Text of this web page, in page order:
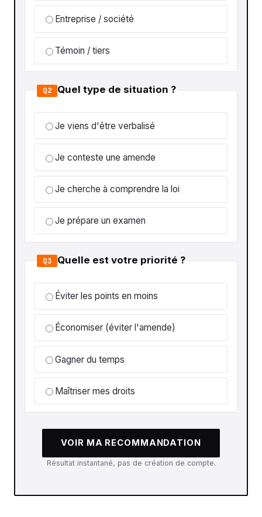
Entreprise / société
Témoin / tiers
Q2 Quel type de situation ?
Je viens d'être verbalisé
Je conteste une amende
Je cherche à comprendre la loi
Je prépare un examen
Q3 Quelle est votre priorité ?
Éviter les points en moins
Économiser (éviter l'amende)
Gagner du temps
Maîtriser mes droits
VOIR MA RECOMMANDATION
Résultat instantané, pas de création de compte.